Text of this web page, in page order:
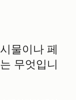
물이나 페
무엇입니